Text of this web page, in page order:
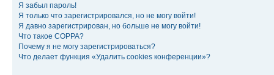
Я забыл пароль!
Я только что зарегистрировался, но не могу войти!
Я давно зарегистрирован, но больше не могу войти!
Что такое COPPA?
Почему я не могу зарегистрироваться?
Что делает функция «Удалить cookies конференции»?